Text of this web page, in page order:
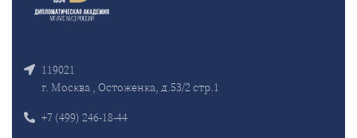
119021
г. Москва , Остоженка, д.53/2 стр.1
+7 (499) 246-18-44